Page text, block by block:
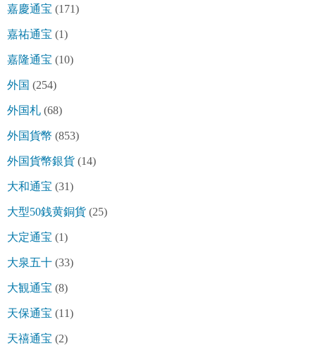
嘉慶通宝 (171)
嘉祐通宝 (1)
嘉隆通宝 (10)
外国 (254)
外国札 (68)
外国貨幣 (853)
外国貨幣銀貨 (14)
大和通宝 (31)
大型50銭黄銅貨 (25)
大定通宝 (1)
大泉五十 (33)
大観通宝 (8)
天保通宝 (11)
天禧通宝 (2)